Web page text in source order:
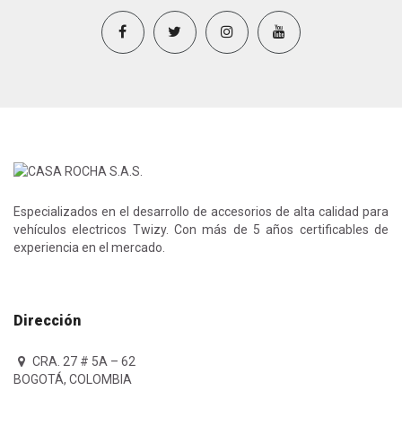
Especializados en el desarrollo de accesorios de alta calidad para
vehículos electricos Twizy. Con más de 5 años certificables de
experiencia en el mercado.
Dirección
CRA. 27 # 5A – 62
BOGOTÁ, COLOMBIA